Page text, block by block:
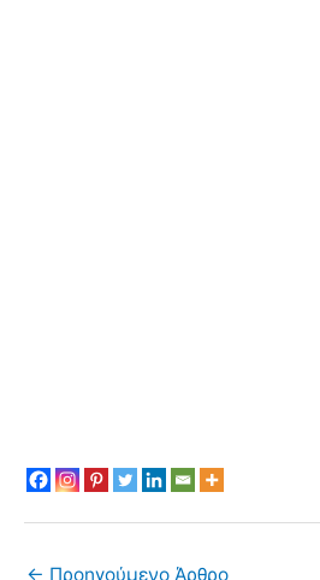
← Προηγούμενο Άρθρο